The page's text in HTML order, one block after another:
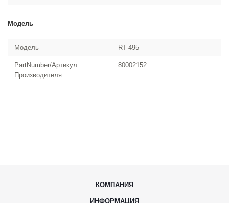
Модель
Модель RT-495
PartNumber/Артикул
Производителя
80002152
КОМПАНИЯ
ИНФОРМАЦИЯ